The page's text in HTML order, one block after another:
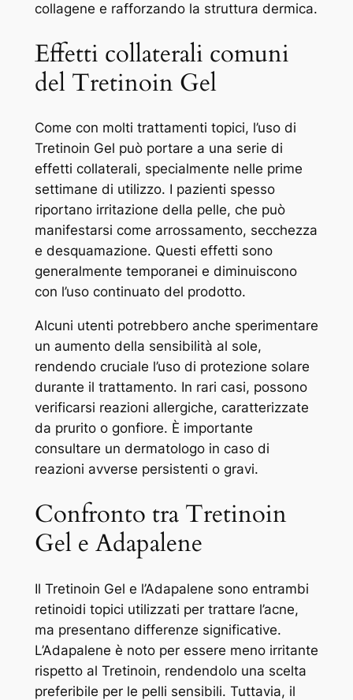
collagene e rafforzando la struttura dermica.
Effetti collaterali comuni
del Tretinoin Gel
Come con molti trattamenti topici, l’uso di
Tretinoin Gel può portare a una serie di
effetti collaterali, specialmente nelle prime
settimane di utilizzo. I pazienti spesso
riportano irritazione della pelle, che può
manifestarsi come arrossamento, secchezza
e desquamazione. Questi effetti sono
generalmente temporanei e diminuiscono
con l’uso continuato del prodotto.
Alcuni utenti potrebbero anche sperimentare
un aumento della sensibilità al sole,
rendendo cruciale l’uso di protezione solare
durante il trattamento. In rari casi, possono
verificarsi reazioni allergiche, caratterizzate
da prurito o gonfiore. È importante
consultare un dermatologo in caso di
reazioni avverse persistenti o gravi.
Confronto tra Tretinoin
Gel e Adapalene
Il Tretinoin Gel e l’Adapalene sono entrambi
retinoidi topici utilizzati per trattare l’acne,
ma presentano differenze significative.
L’Adapalene è noto per essere meno irritante
rispetto al Tretinoin, rendendolo una scelta
preferibile per le pelli sensibili. Tuttavia, il